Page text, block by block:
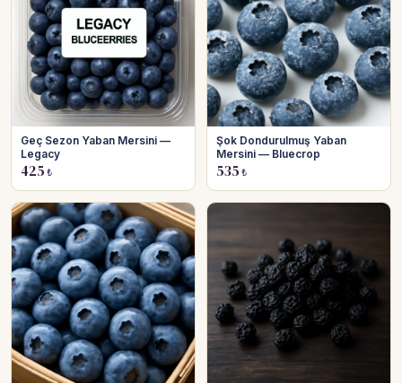
Geç Sezon Yaban Mersini —
Legacy
425 ₺
Şok Dondurulmuş Yaban
Mersini — Bluecrop
535 ₺